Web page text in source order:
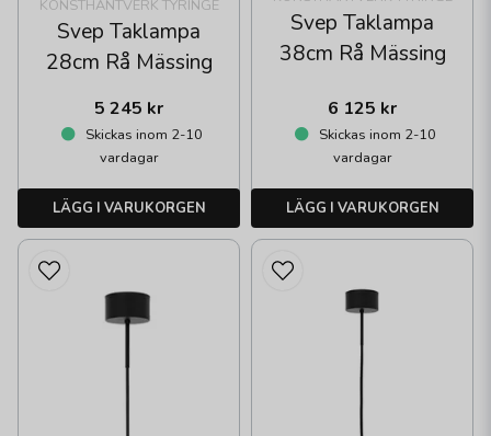
KONSTHANTVERK TYRINGE
Svep Taklampa
28cm Rå Mässing
5 245 kr
Skickas inom 2-10
vardagar
LÄGG I VARUKORGEN
Svep Taklampa
38cm Rå Mässing
6 125 kr
Skickas inom 2-10
vardagar
LÄGG I VARUKORGEN